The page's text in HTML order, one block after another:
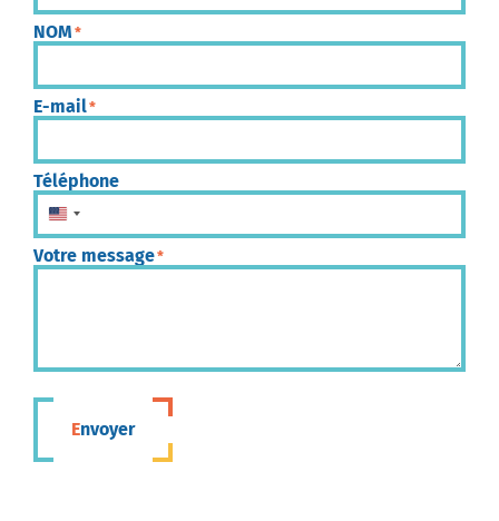
NOM *
E-mail*
Téléphone
États-Unis +1
Votre message*
Envoyer